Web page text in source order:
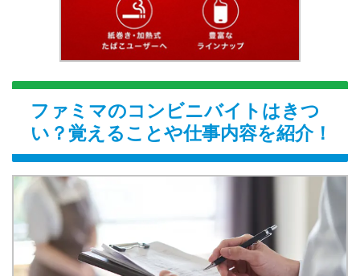
ファミマのコンビニバイトはきつ
い？覚えることや仕事内容を紹介！